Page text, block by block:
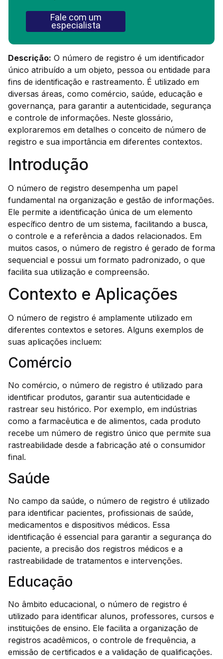
Fale com um
especialista
Descrição: O número de registro é um identificador
único atribuído a um objeto, pessoa ou entidade para
fins de identificação e rastreamento. É utilizado em
diversas áreas, como comércio, saúde, educação e
governança, para garantir a autenticidade, segurança
e controle de informações. Neste glossário,
exploraremos em detalhes o conceito de número de
registro e sua importância em diferentes contextos.
Introdução
O número de registro desempenha um papel
fundamental na organização e gestão de informações.
Ele permite a identificação única de um elemento
específico dentro de um sistema, facilitando a busca,
o controle e a referência a dados relacionados. Em
muitos casos, o número de registro é gerado de forma
sequencial e possui um formato padronizado, o que
facilita sua utilização e compreensão.
Contexto e Aplicações
O número de registro é amplamente utilizado em
diferentes contextos e setores. Alguns exemplos de
suas aplicações incluem:
Comércio
No comércio, o número de registro é utilizado para
identificar produtos, garantir sua autenticidade e
rastrear seu histórico. Por exemplo, em indústrias
como a farmacêutica e de alimentos, cada produto
recebe um número de registro único que permite sua
rastreabilidade desde a fabricação até o consumidor
final.
Saúde
No campo da saúde, o número de registro é utilizado
para identificar pacientes, profissionais de saúde,
medicamentos e dispositivos médicos. Essa
identificação é essencial para garantir a segurança do
paciente, a precisão dos registros médicos e a
rastreabilidade de tratamentos e intervenções.
Educação
No âmbito educacional, o número de registro é
utilizado para identificar alunos, professores, cursos e
instituições de ensino. Ele facilita a organização de
registros acadêmicos, o controle de frequência, a
emissão de certificados e a validação de qualificações.